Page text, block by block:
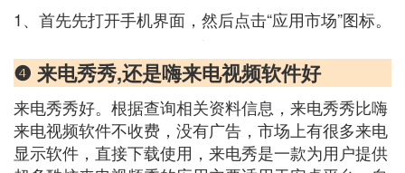
1、首先先打开手机界面，然后点击“应用市场”图标。
❹ 来电秀秀,还是嗨来电视频软件好
来电秀秀好。根据查询相关资料信息，来电秀秀比嗨
来电视频软件不收费，没有广告，市场上有很多来电
显示软件，直接下载使用，来电秀是一款为用户提供